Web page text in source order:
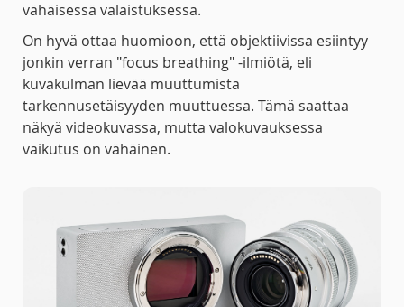
vähäisessä valaistuksessa.
On hyvä ottaa huomioon, että objektiivissa esiintyy
jonkin verran "focus breathing" -ilmiötä, eli
kuvakulman lievää muuttumista
tarkennusetäisyyden muuttuessa. Tämä saattaa
näkyä videokuvassa, mutta valokuvauksessa
vaikutus on vähäinen.